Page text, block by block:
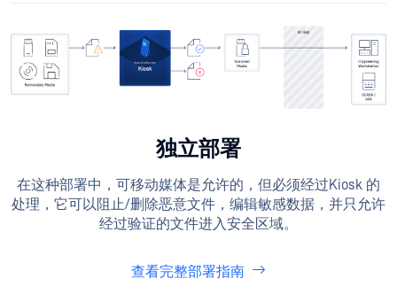
可定制品牌外壳
我们有多种推荐部署方案，可扫描可移动媒体，
并在恶意内容进入空中屏蔽和隔离的安全网络之
前对其进行修复。